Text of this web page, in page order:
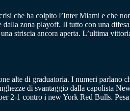
che ha colpito l’Inter Miami e che
zona playoff. Il tutto con una
striscia ancora aperta. L’ultima
alte di graduatoria. I numeri parlano
di svantaggio dalla capolista
1 contro i new York Red Bulls.